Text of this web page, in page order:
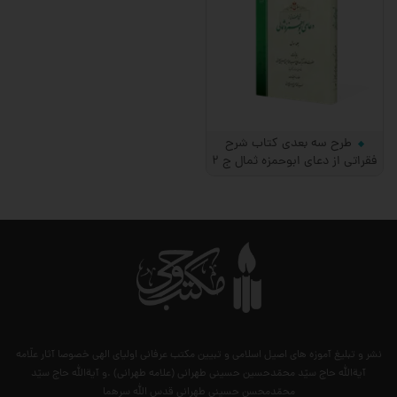
طرح سه بعدی کتاب شرح
فقراتی از دعای ابوحمزه ثمال ج 2
نشر و تبلیغ آموزه های اصیل اسلامی و تبیین مکتب عرفانی اولیای الهی خصوصا آثار علّامه
آیةالله حاج سیّد محمّدحسین حسینی طهرانی (علامه طهرانی) .و آیةالله حاج سیّد
محمّدمحسن حسینی طهرانی قدس الله سرهما